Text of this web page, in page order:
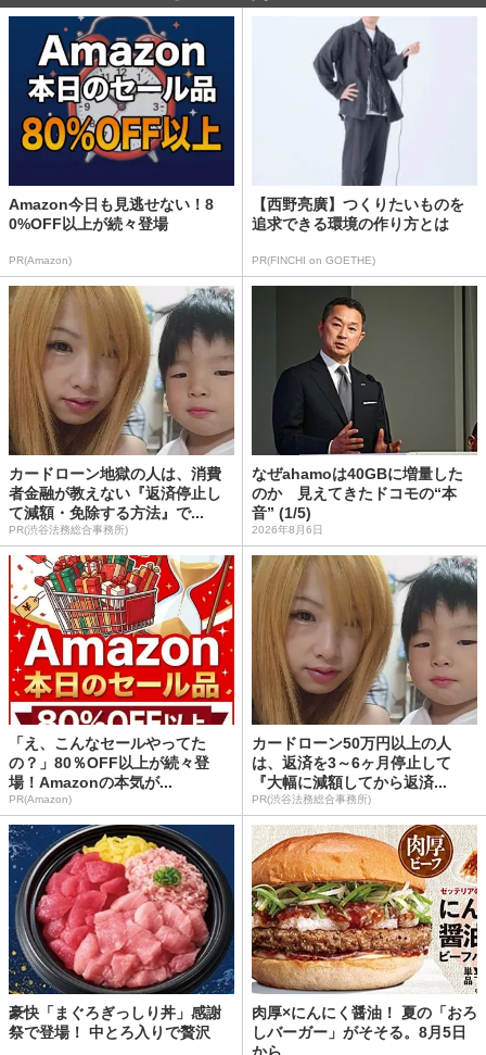
Amazon今日も見逃せない！8
0%OFF以上が続々登場
PR(Amazon)
【西野亮廣】つくりたいものを
追求できる環境の作り方とは
PR(FINCHI on GOETHE)
カードローン地獄の人は、消費
者金融が教えない『返済停止し
て減額・免除する方法』で...
PR(渋谷法務総合事務所)
なぜahamoは40GBに増量した
のか 見えてきたドコモの“本
音” (1/5)
2026年8月6日
「え、こんなセールやってた
の？」80％OFF以上が続々登
場！Amazonの本気が...
PR(Amazon)
カードローン50万円以上の人
は、返済を3～6ヶ月停止して
『大幅に減額してから返済...
PR(渋谷法務総合事務所)
豪快「まぐろぎっしり丼」感謝
祭で登場！ 中とろ入りで贅沢
肉厚×にんにく醤油！ 夏の「おろ
しバーガー」がそそる。8月5日